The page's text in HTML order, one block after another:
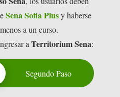
Sena Sofia Plusy haberse
a un curso.
a Territorium Sena:
Segundo Paso